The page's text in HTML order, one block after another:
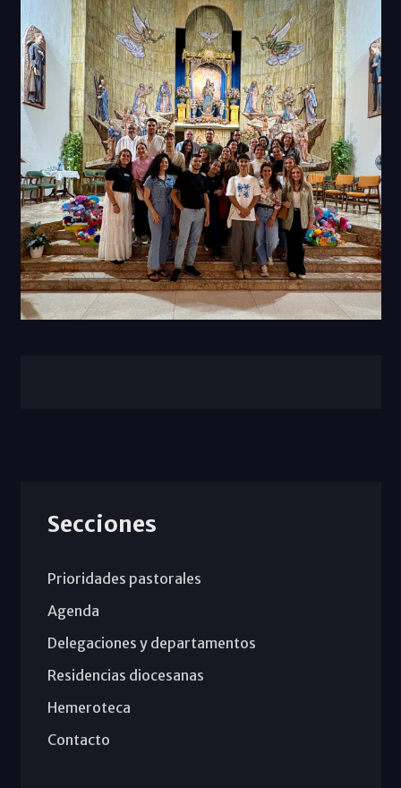
Secciones
Prioridades pastorales
Agenda
Delegaciones y departamentos
Residencias diocesanas
Hemeroteca
Contacto